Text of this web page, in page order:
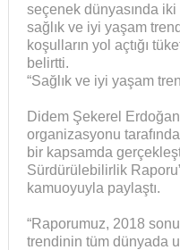
seçenek dünyasında iki
sağlık ve iyi yaşam
koşulların yol açtığı
belirtti.
“Sağlık ve iyi yaşam
Didem Şekerel
organizasyonu
bir kapsamda
Sürdürülebilirlik
kamuoyuyla paylaştı.
“Raporumuz, 2018
trendinin tüm dünyada